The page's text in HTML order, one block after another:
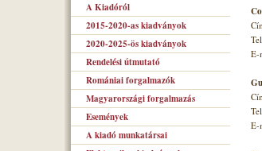
A Kiadóról
2015-2020-as kiadványok
2020-2025-ös kiadványok
Rendelési útmutató
Romániai forgalmazók
Magyarországi forgalmazás
Események
A kiadó munkatársai
E-
E-